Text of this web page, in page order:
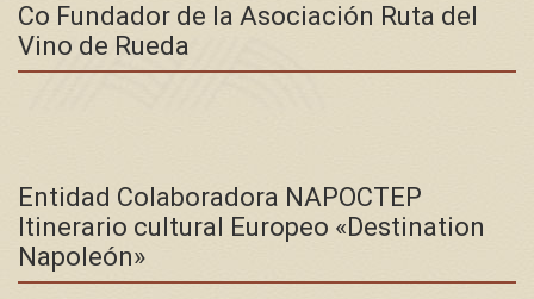
Co Fundador de la Asociación Ruta del
Vino de Rueda
Entidad Colaboradora NAPOCTEP
Itinerario cultural Europeo «Destination
Napoleón»